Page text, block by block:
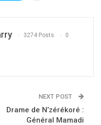
3274 Posts 0
NEXT POST
Drame de N’zérékoré :
Général Mamadi